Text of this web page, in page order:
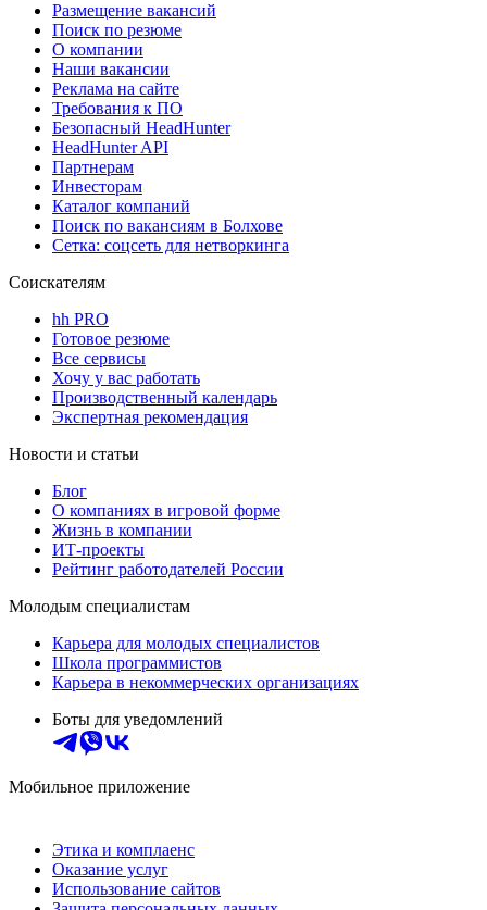
Размещение вакансий
Поиск по резюме
О компании
Наши вакансии
Реклама на сайте
Требования к ПО
Безопасный HeadHunter
HeadHunter API
Партнерам
Инвесторам
Каталог компаний
Поиск по вакансиям в Болхове
Сетка: соцсеть для нетворкинга
Соискателям
hh PRO
Готовое резюме
Все сервисы
Хочу у вас работать
Производственный календарь
Экспертная рекомендация
Новости и статьи
Блог
О компаниях в игровой форме
Жизнь в компании
ИТ-проекты
Рейтинг работодателей России
Молодым специалистам
Карьера для молодых специалистов
Школа программистов
Карьера в некоммерческих организациях
Боты для уведомлений
Мобильное приложение
Этика и комплаенс
Оказание услуг
Использование сайтов